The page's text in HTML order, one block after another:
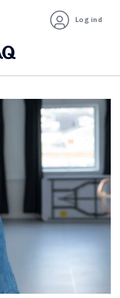
Log ind